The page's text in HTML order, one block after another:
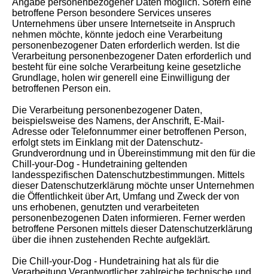
Angabe personenbezogener Daten möglich. Sofern eine
betroffene Person besondere Services unseres
Unternehmens über unsere Internetseite in Anspruch
nehmen möchte, könnte jedoch eine Verarbeitung
personenbezogener Daten erforderlich werden. Ist die
Verarbeitung personenbezogener Daten erforderlich und
besteht für eine solche Verarbeitung keine gesetzliche
Grundlage, holen wir generell eine Einwilligung der
betroffenen Person ein.
Die Verarbeitung personenbezogener Daten,
beispielsweise des Namens, der Anschrift, E-Mail-
Adresse oder Telefonnummer einer betroffenen Person,
erfolgt stets im Einklang mit der Datenschutz-
Grundverordnung und in Übereinstimmung mit den für die
Chill-your-Dog - Hundetraining geltenden
landesspezifischen Datenschutzbestimmungen. Mittels
dieser Datenschutzerklärung möchte unser Unternehmen
die Öffentlichkeit über Art, Umfang und Zweck der von
uns erhobenen, genutzten und verarbeiteten
personenbezogenen Daten informieren. Ferner werden
betroffene Personen mittels dieser Datenschutzerklärung
über die ihnen zustehenden Rechte aufgeklärt.
Die Chill-your-Dog - Hundetraining hat als für die